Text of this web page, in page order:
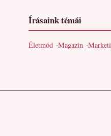
Írásaink témái
Életmód Magazin